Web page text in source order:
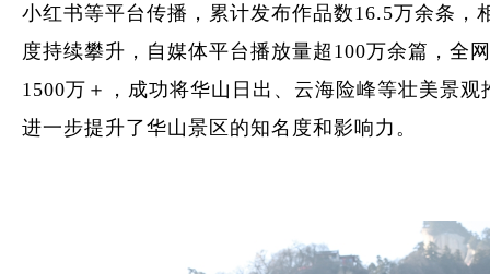
小红书等平台传播，累计发布作品数16.5万余条，
度持续攀升，自媒体平台播放量超100万余篇，全
1500万＋，成功将华山日出、云海险峰等壮美景观
进一步提升了华山景区的知名度和影响力。